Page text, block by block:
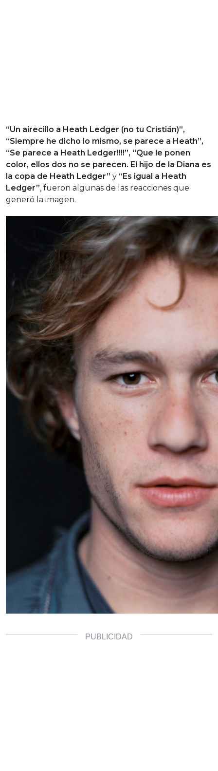
“Un airecillo a Heath Ledger (no tu Cristián)”,
“Siempre he dicho lo mismo, se parece a Heath”,
“Se parece a Heath Ledger!!!!”, “Que le ponen
color, ellos dos no se parecen. El hijo de la Diana es
la copa de Heath Ledger” y “Es igual a Heath
Ledger”, fueron algunas de las reacciones que
generó la imagen.